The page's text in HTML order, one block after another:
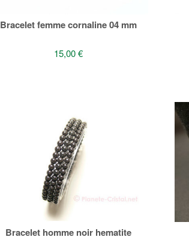
Bracelet femme cornaline 04 mm
15,00 €
Bracelet homme noir hematite